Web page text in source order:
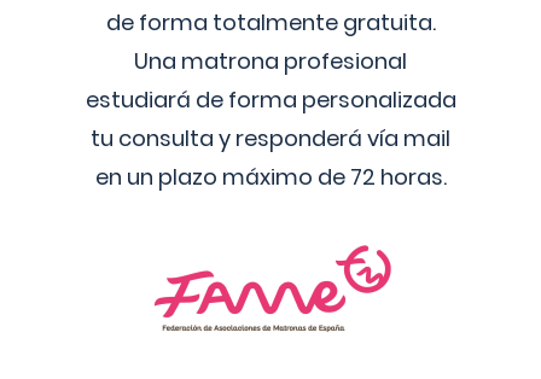
de forma totalmente gratuita.
Una matrona profesional
estudiará de forma personalizada
tu consulta y responderá vía mail
en un plazo máximo de 72 horas.